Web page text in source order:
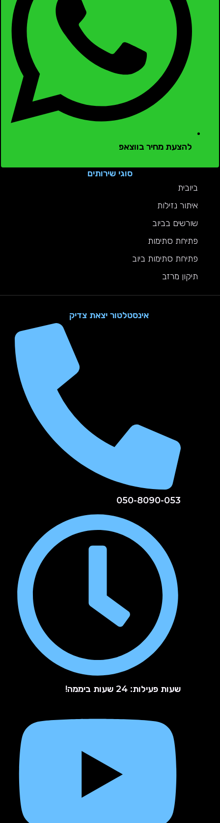
להצעת מחיר בווצאפ
סוגי שירותים
ביובית
איתור נזילות
שורשים בביוב
פתיחת סתימות
פתיחת סתימות ביוב
תיקון מרזב
אינסטלטור יצאת צדיק
050-8090-053
שעות פעילות: 24 שעות ביממה!